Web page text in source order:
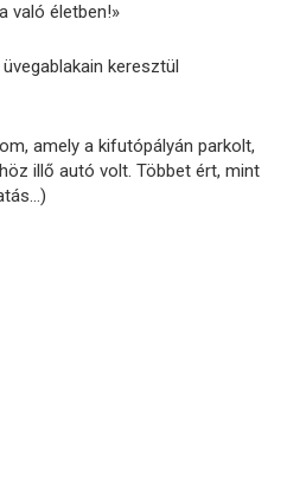
való életben!»
keresztül
amely a kifutópályán parkolt,
illő autó volt. Többet ért, mint